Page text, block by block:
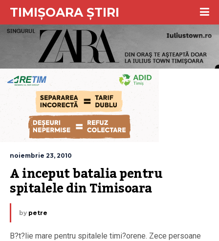
TIMIȘOARA ȘTIRI
noiembrie 23, 2010
A inceput batalia pentru
spitalele din Timisoara
by petre
B?t?lie mare pentru spitalele timi?orene. Zece persoane